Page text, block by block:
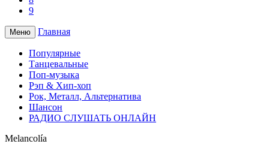
9
Меню Главная
Популярные
Танцевальные
Поп-музыка
Рэп & Хип-хоп
Рок, Металл, Альтернатива
Шансон
РАДИО СЛУШАТЬ ОНЛАЙН
Melancolía